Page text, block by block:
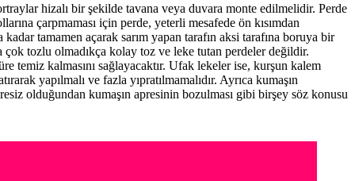
hizalı bir şekilde tavana veya duvara monte edilmelidir. Perde
çarpmaması için perde, yeterli mesafede ön kısımdan
tamamen açarak sarım yapan tarafın aksi tarafına boruya bir
tozlu olmadıkça kolay toz ve leke tutan perdeler değildir.
temiz kalmasını sağlayacaktır. Ufak lekeler ise, kurşun kalem
yapılmalı ve fazla yıpratılmamalıdır. Ayrıca kumaşın
olduğundan kumaşın apresinin bozulması gibi birşey söz konusu